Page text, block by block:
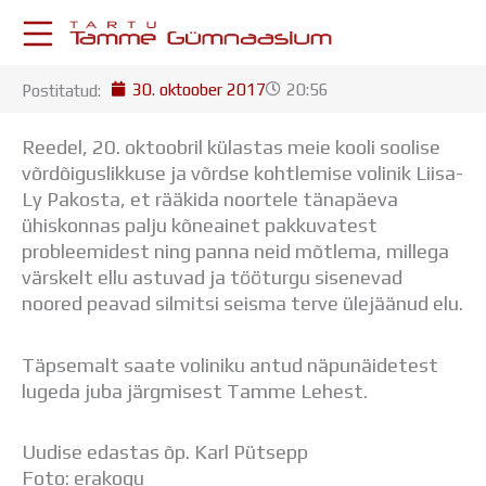
KESKKONNAD
Postkast
Drive
Tamme TV
Tamme Leht
Kooliraadio
Koorilaul
ÕPPETÖÖ
Aastaplaan
Õppekava
Huviringid
Õpilastööd (UPT)
Postitatud: 30. oktoober 2017 20:56
Reedel, 20. oktoobril külastas meie kooli soolise
võrdõiguslikkuse ja võrdse kohtlemise volinik Liisa-
Ly Pakosta, et rääkida noortele tänapäeva
ühiskonnas palju kõneainet pakkuvatest
probleemidest ning panna neid mõtlema, millega
värskelt ellu astuvad ja tööturgu sisenevad
noored peavad silmitsi seisma terve ülejäänud elu.
Täpsemalt saate voliniku antud näpunäidetest
lugeda juba järgmisest Tamme Lehest.
Uudise edastas õp. Karl Pütsepp
Foto: erakogu